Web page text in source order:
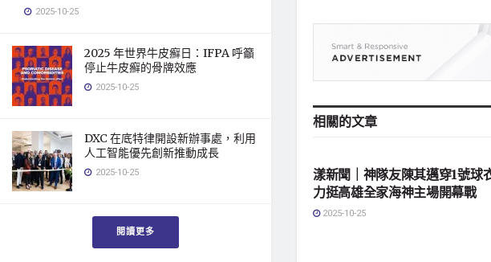
2025-10-25
2025 年世界牛皮癬日：IFPA 呼籲
停止牛皮癬的骨牌效應
2025-10-25
DXC 在底特律開設新辦事處，利用
人工智能優先創新推動成長
2025-10-25
閱讀更多
相關的文章
漾新聞｜神隊友陳其邁穿1號球
力挺高雄全家海神主場開幕戰
2025-10-25